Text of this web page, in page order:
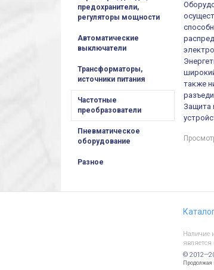
предохранители,
регуляторы мощности
Автоматические
выключатели
Трансформаторы,
источники питания
Частотные
преобразователи
Пневматическое
оборудование
Разное
также
Защита
Наличие
является
©
Продолжая